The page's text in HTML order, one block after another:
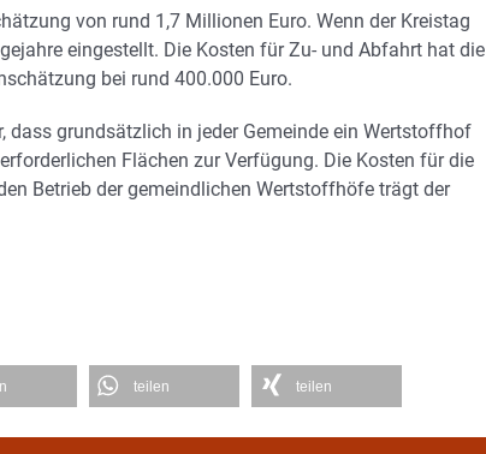
von rund 1,7 Millionen Euro. Wenn der Kreistag
eingestellt. Die Kosten für Zu- und Abfahrt hat die
bei rund 400.000 Euro.
grundsätzlich in jeder Gemeinde ein Wertstoffhof
Flächen zur Verfügung. Die Kosten für die
Betrieb der gemeindlichen Wertstoffhöfe trägt der
teilen teilen